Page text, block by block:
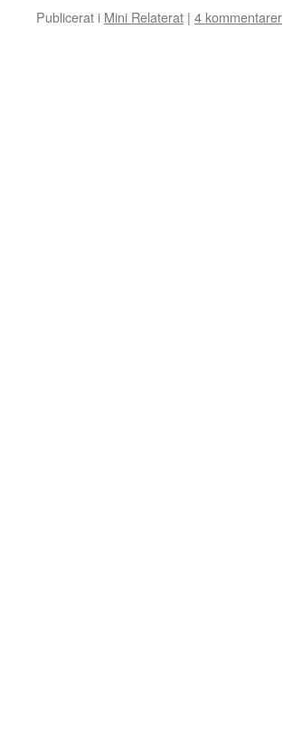
Publicerat i Mini Relaterat | 4 kommentarer